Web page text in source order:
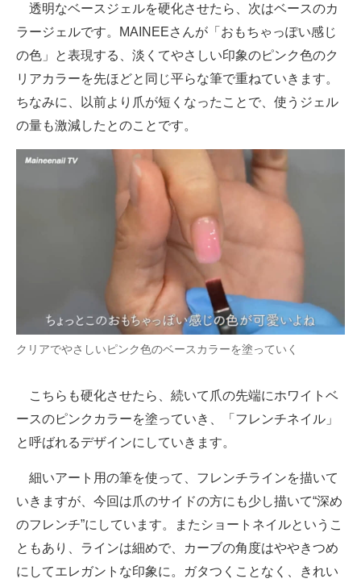
透明なベースジェルを硬化させたら、次はベースのカ
ラージェルです。MAINEEさんが「おもちゃっぽい感じ
の色」と表現する、淡くてやさしい印象のピンク色のク
リアカラーを先ほどと同じ平らな筆で重ねていきます。
ちなみに、以前より爪が短くなったことで、使うジェル
の量も激減したとのことです。
クリアでやさしいピンク色のベースカラーを塗っていく
こちらも硬化させたら、続いて爪の先端にホワイトベ
ースのピンクカラーを塗っていき、「フレンチネイル」
と呼ばれるデザインにしていきます。
細いアート用の筆を使って、フレンチラインを描いて
いきますが、今回は爪のサイドの方にも少し描いて“深め
のフレンチ”にしています。またショートネイルというこ
ともあり、ラインは細めで、カーブの角度はややきつめ
にしてエレガントな印象に。ガタつくことなく、きれい